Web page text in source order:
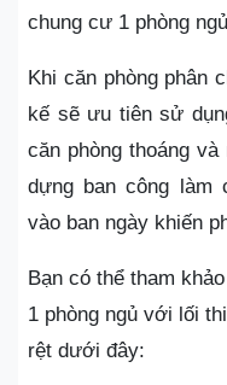
chung cư 1 phòng
Khi căn phòng phân
kế sẽ ưu tiên sử
căn phòng thoáng
dựng ban công làm
vào ban ngày khiến
Bạn có thể tham
1 phòng ngủ với lối
rệt dưới đây: